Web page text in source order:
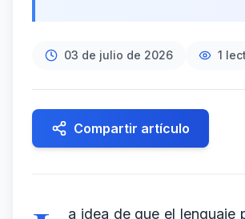
03 de julio de 2026 1
Compartir artículo
a idea de que el lenguaje